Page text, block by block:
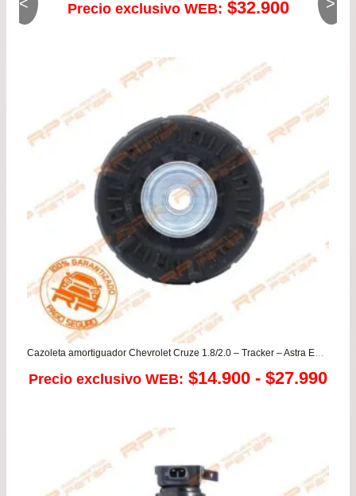
Precio exclusivo WEB: $32.900
Cazoleta amortiguador Chevrolet Cruze 1.8/2.0 – Tracker – Astra Enjoy
Precio exclusivo WEB: $14.900 - $27.990